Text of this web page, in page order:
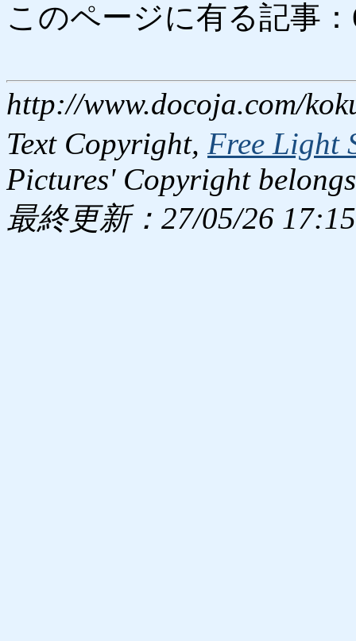
このページに有る記事
http://www.docoja.com/
Text Copyright, Free Light
Pictures' Copyright
最終更新：27/05/26 17:15